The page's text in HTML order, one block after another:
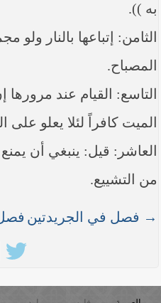
به )).
الثامن: إتباعها بالنار ولو
المصباح.
التاسع: القيام عند مرورها
الميت كافراً لئلا يعلو على
العاشر: قيل: ينبغي أن
من التشييع.
→ فصل في الجريدتين